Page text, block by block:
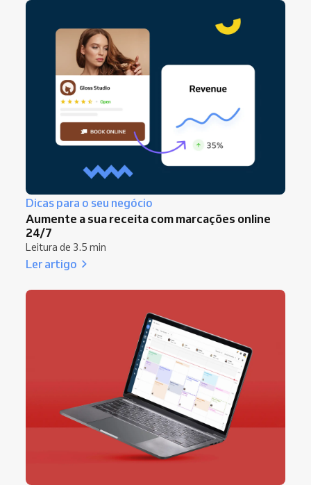
Dicas para o seu negócio
Aumente a sua receita com marcações online
24/7
Leitura de 3.5 min
Ler artigo